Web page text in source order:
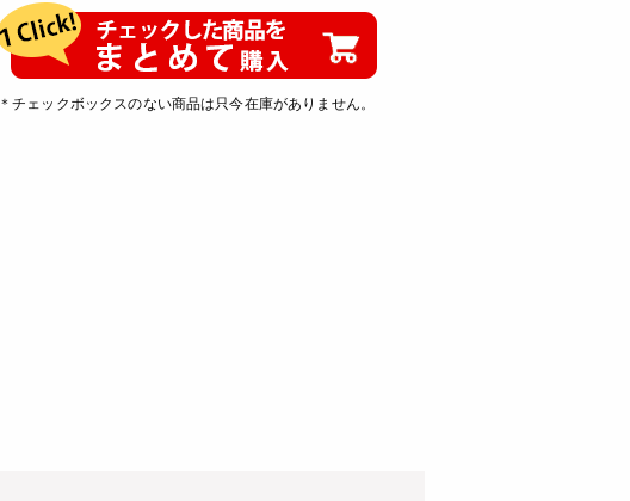
＊チェックボックスのない商品は只今在庫がありません。